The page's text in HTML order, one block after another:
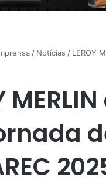
/ Notícias / LEROY